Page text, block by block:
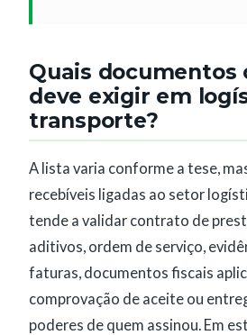
Quais documentos
deve exigir em
transporte?
A lista varia conforme a tese,
recebíveis ligadas ao setor
tende a validar contrato de
aditivos, ordem de serviço,
faturas, documentos fiscais
comprovação de aceite ou
poderes de quem assinou. Em